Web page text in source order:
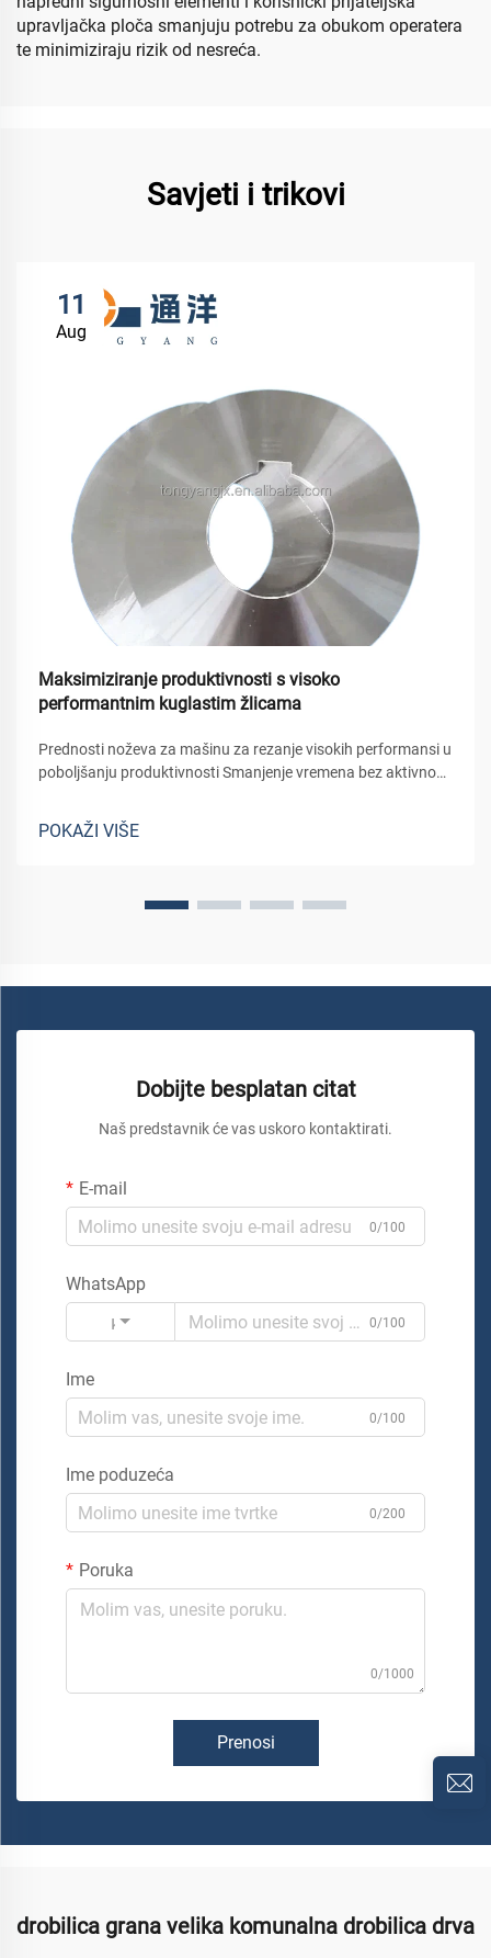
upravljačka ploča smanjuju potrebu za obukom operatera
te minimiziraju rizik od nesreća.
Savjeti i trikovi
11
Aug
Maksimiziranje produktivnosti s visoko
performantnim kuglastim žlicama
Prednosti noževa za mašinu za rezanje visokih performansi u
poboljšanju produktivnosti Smanjenje vremena bez aktivnosti
performansi pomažu u smanjenju vremena bez aktivnosti
povećavanjem brzine rezanja materijala. Th...
POKAŽI VIŠE
Dobijte besplatan citat
Naš predstavnik će vas uskoro kontaktirati.
E-mail
0/100
WhatsApp
Kod
0/100
Ime
0/100
Ime poduzeća
0/200
Poruka
0/1000
Prenosi
drobilica grana velika komunalna drobilica drva